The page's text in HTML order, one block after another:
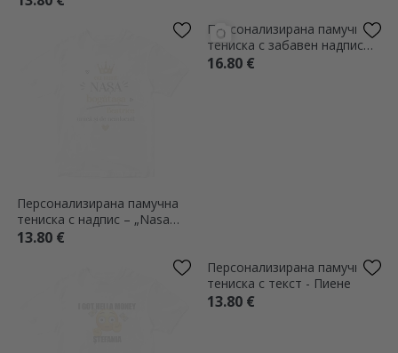
Персонализирана памучна
тениска с надпис – „Nasa
bogatasa“
13.80 €